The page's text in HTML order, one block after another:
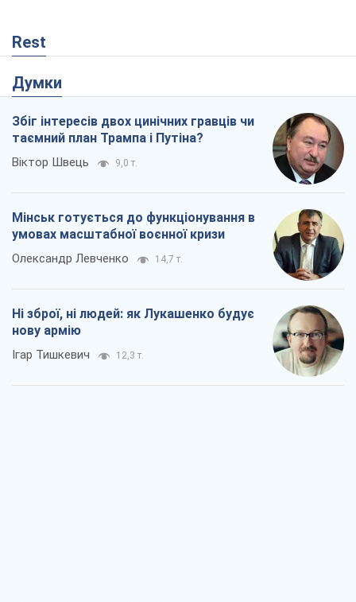
Rest
Думки
Збіг інтересів двох цинічних гравців чи
таємний план Трампа і Путіна?
Віктор Швець 9,0 т.
Мінськ готується до функціонування в
умовах масштабної воєнної кризи
Олександр Левченко 14,7 т.
Ні зброї, ні людей: як Лукашенко будує
нову армію
Ігар Тишкевич 12,3 т.